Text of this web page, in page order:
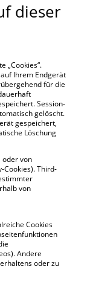
dieser
„Cookies“.
Ihrem Endgerät
für die
Session-
gelöscht.
gespeichert,
Löschung
oder von
Cookies). Third-
von
Cookies
Andere
oder zu